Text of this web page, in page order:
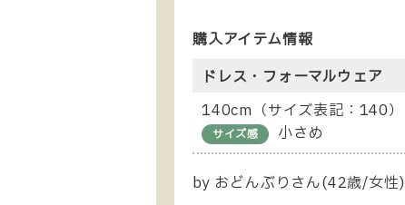
購入アイテム情報
ドレス・フォーマルウェア
140cm（サイズ表記：140）
サイズ感 小さめ
by おどんぶりさん(42歳/女性)